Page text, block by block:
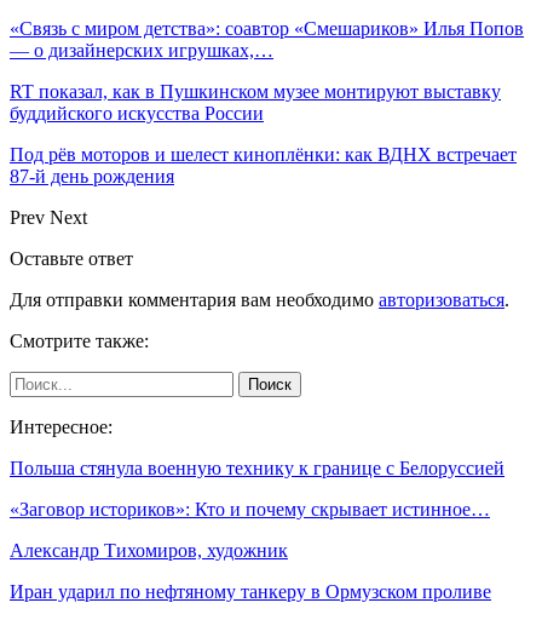
«Связь с миром детства»: соавтор «Смешариков» Илья Попов
— о дизайнерских игрушках,…
RT показал, как в Пушкинском музее монтируют выставку
буддийского искусства России
Под рёв моторов и шелест киноплёнки: как ВДНХ встречает
87-й день рождения
Prev Next
Оставьте ответ
Для отправки комментария вам необходимо авторизоваться.
Смотрите также:
Интересное:
Польша стянула военную технику к границе с Белоруссией
«Заговор историков»: Кто и почему скрывает истинное…
Александр Тихомиров, художник
Иран ударил по нефтяному танкеру в Ормузском проливе